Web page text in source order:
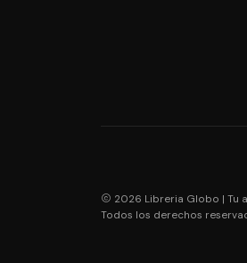
2026 Libreria Globo | Tu
Todos los derechos